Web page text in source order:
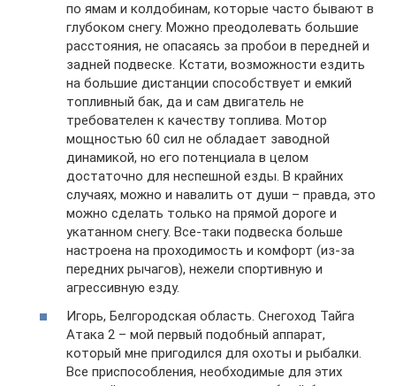
по ямам и колдобинам, которые часто бывают в
глубоком снегу. Можно преодолевать большие
расстояния, не опасаясь за пробои в передней и
задней подвеске. Кстати, возможности ездить
на большие дистанции способствует и емкий
топливный бак, да и сам двигатель не
требователен к качеству топлива. Мотор
мощностью 60 сил не обладает заводной
динамикой, но его потенциала в целом
достаточно для неспешной езды. В крайних
случаях, можно и навалить от души – правда, это
можно сделать только на прямой дороге и
укатанном снегу. Все-таки подвеска больше
настроена на проходимость и комфорт (из-за
передних рычагов), нежели спортивную и
агрессивную езду.
Игорь, Белгородская область. Снегоход Тайга
Атака 2 – мой первый подобный аппарат,
который мне пригодился для охоты и рыбалки.
Все приспособления, необходимые для этих